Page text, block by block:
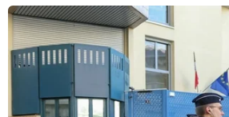
tôn giáo của Constantine
08/08/2026 08:35
Vẻ đẹp lãng mạn của đồi
Vọng Cảnh tại thành phố Huế